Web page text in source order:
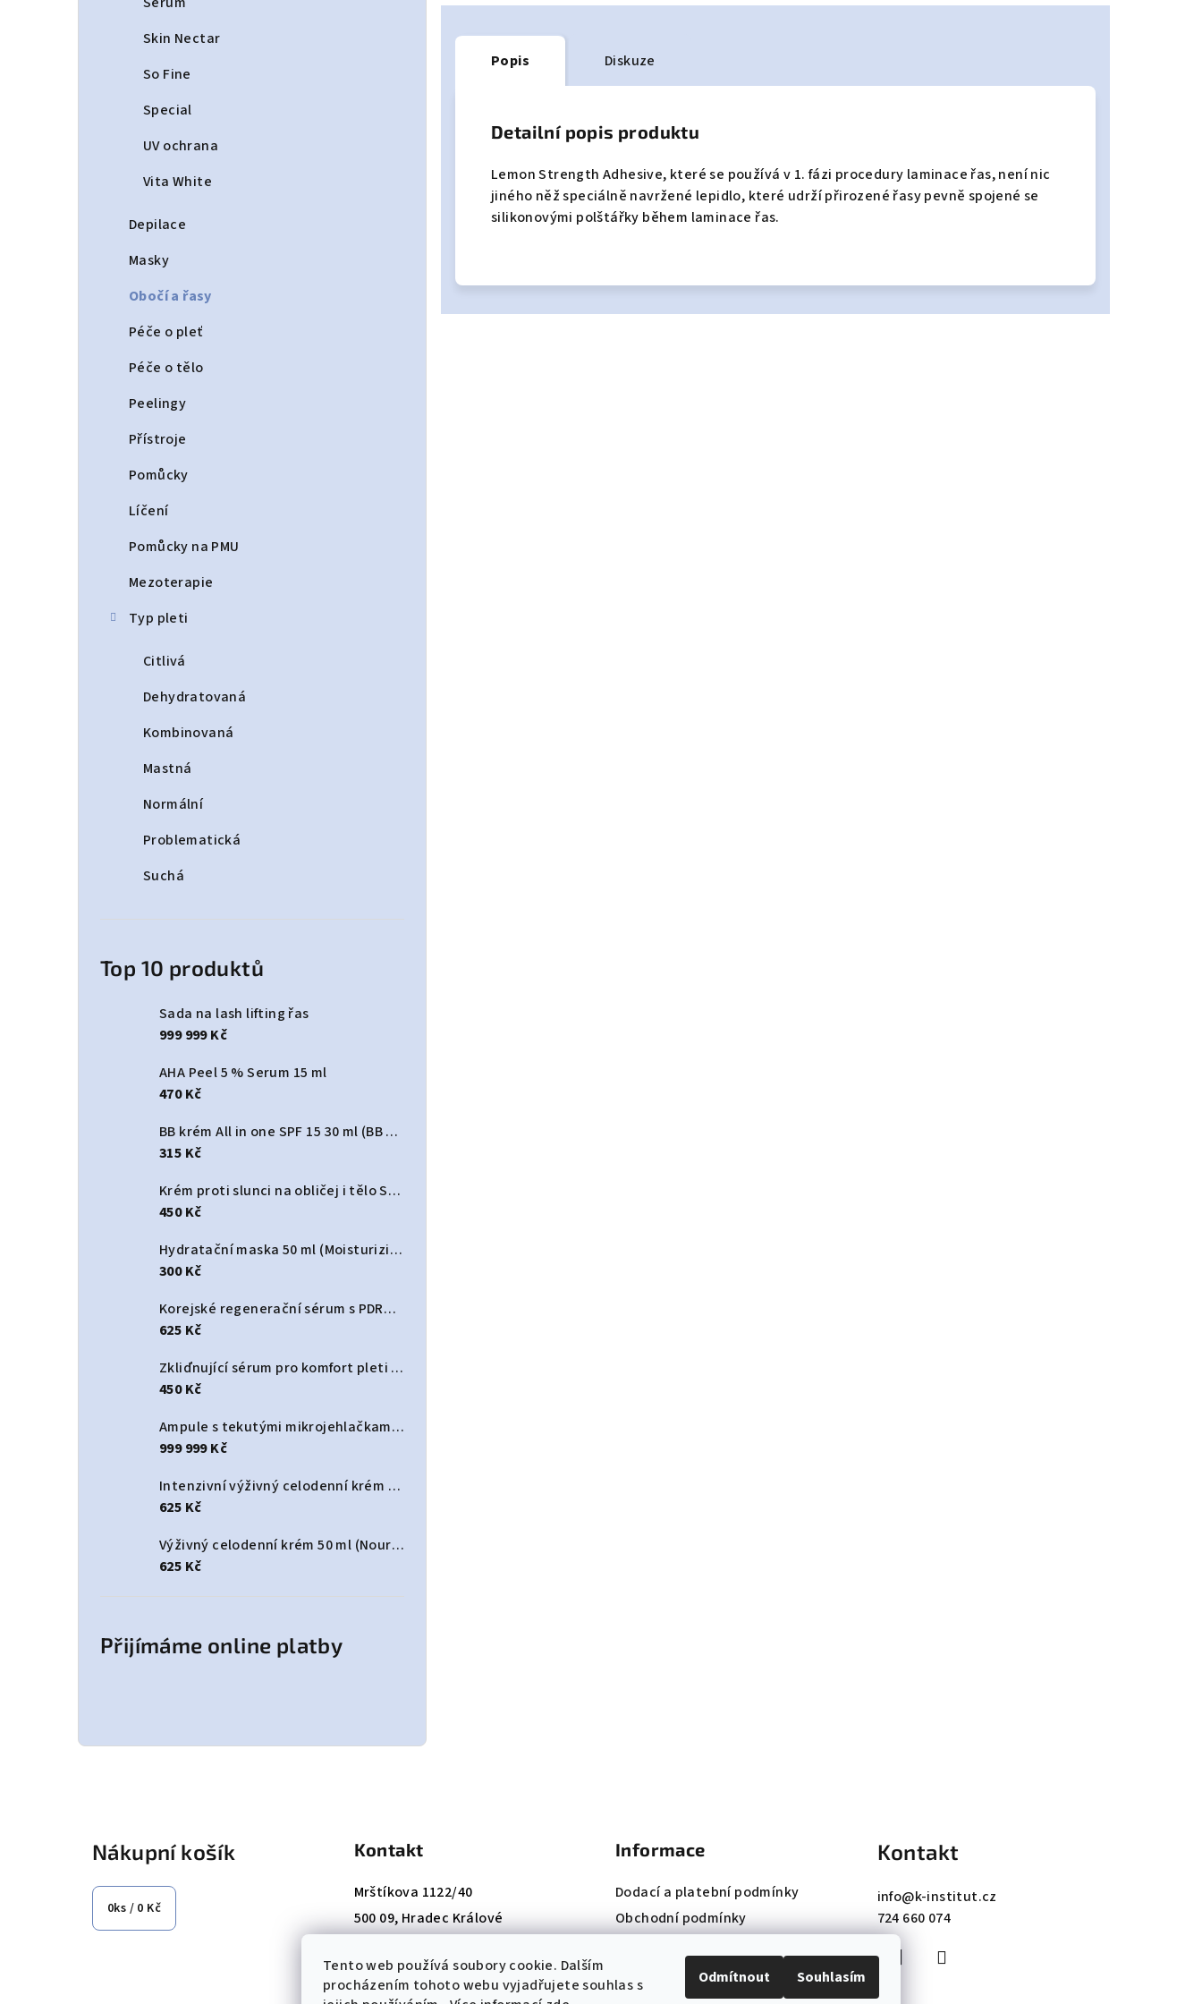
Tento web používá soubory cookie. Dalším
procházením tohoto webu vyjadřujete souhlas s
Odmítnout Souhlasím
Skin Nectar
So Fine
Special
UV ochrana
Vita White
Depilace
Masky
Obočí a řasy
Péče o pleť
Péče o tělo
Peelingy
Přístroje
Pomůcky
Líčení
Pomůcky na PMU
Mezoterapie
Typ pleti
Citlivá
Dehydratovaná
Kombinovaná
Mastná
Normální
Problematická
Suchá
Top 10 produktů
Sada na lash lifting řas
999 999 Kč
AHA Peel 5 % Serum 15 ml
470 Kč
BB krém All in one SPF 15 30 ml (BB cream All In One SPF 15)
315 Kč
Krém proti slunci na obličej i tělo SPF 50+ 125 ml (Sun protect cream face & body SPF50+)
450 Kč
Hydratační maska 50 ml (Moisturizing Hydromask)
300 Kč
Korejské regenerační sérum s PDRN a spikulemi 30 ml (Korean Dual PDRN Spicule Serum)
625 Kč
Zkliďnující sérum pro komfort pleti 30 ml (Skin Comfort Serum)
450 Kč
Ampule s tekutými mikrojehlačkami 3000 PPM Korean 50 ml (Korean Liquid Microneedling 3000 PPM ampoule)
999 999 Kč
Intenzivní výživný celodenní krém 50 ml (Deep Nourishing All-Day cream)
625 Kč
Výživný celodenní krém 50 ml (Nourishing All-Day cream)
625 Kč
Přijímáme online platby
Popis Diskuze
Detailní popis produktu
Lemon Strength Adhesive, které se používá v 1. fázi procedury laminace řas, není nic
jiného něž speciálně navržené lepidlo, které udrží přirozené řasy pevně spojené se
silikonovými polštářky během laminace řas.
Nákupní košík
0ks / 0 Kč
Kontakt
Mrštíkova 1122/40
500 09, Hradec Králové
E-mail:info@k-institut.cz
Informace
Dodací a platební podmínky
Obchodní podmínky
Ochrana osobních údajů
Kontakt
info@k-institut.cz
724 660 074